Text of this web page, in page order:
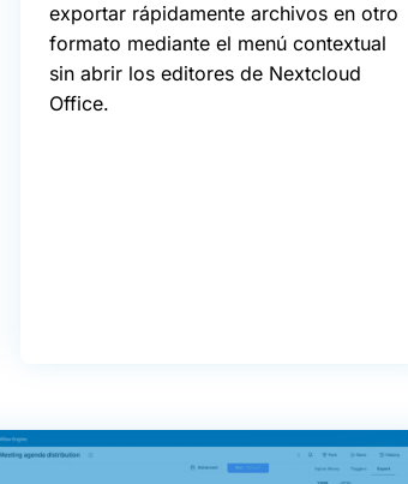
exportar rápidamente archivos en otro
formato mediante el menú contextual
sin abrir los editores de Nextcloud
Office.